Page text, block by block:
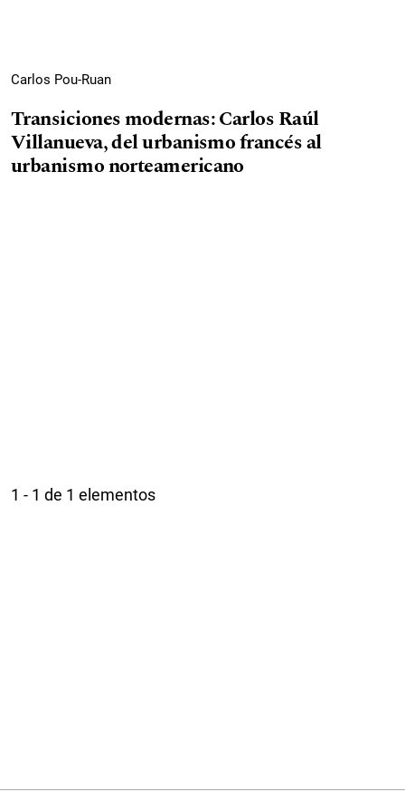
Carlos Pou-Ruan
Transiciones modernas: Carlos Raúl
Villanueva, del urbanismo francés al
urbanismo norteamericano
1 - 1 de 1 elementos